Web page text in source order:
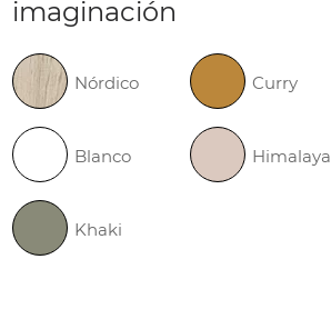
imaginación
Nórdico Curry
Blanco Himalaya
Khaki